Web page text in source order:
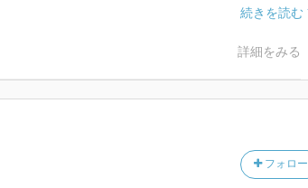
ていたのですが、この度、改めて読んでみようと
落とした棚にあったから）。
遜入ってるような所があるじゃないですか。「愚
詳細をみる
フォロー